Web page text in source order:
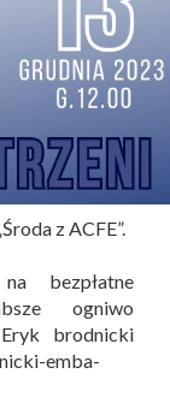
z ACFE”.
bezpłatne
ogniwo
brodnicki
emba-